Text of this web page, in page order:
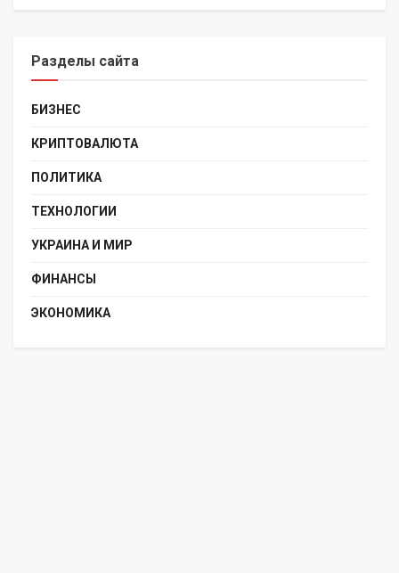
Разделы сайта
БИЗНЕС
КРИПТОВАЛЮТА
ПОЛИТИКА
ТЕХНОЛОГИИ
УКРАИНА И МИР
ФИНАНСЫ
ЭКОНОМИКА